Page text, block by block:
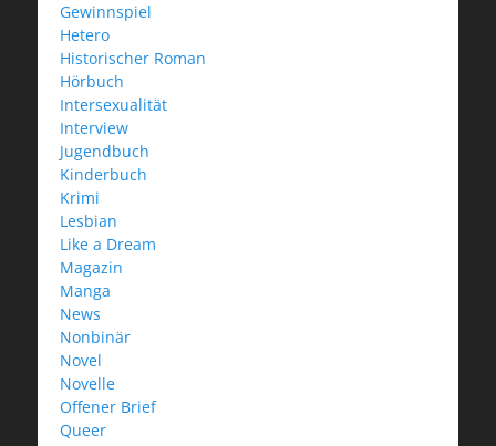
Gewinnspiel
Hetero
Historischer Roman
Hörbuch
Intersexualität
Interview
Jugendbuch
Kinderbuch
Krimi
Lesbian
Like a Dream
Magazin
Manga
News
Nonbinär
Novel
Novelle
Offener Brief
Queer